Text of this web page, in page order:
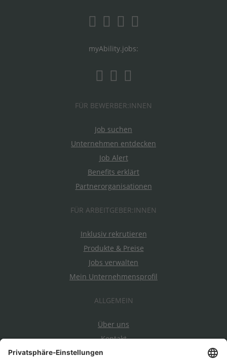
myAbility.jobs:
FÜR BEWERBER:INNEN
Job suchen
Unternehmen entdecken
Job Alert
Benefits erklärt
Partnerorganisationen
FÜR ARBEITGEBER:INNEN
Inklusiv rekrutieren
Produkte & Preise
Jobs verwalten
Mein Unternehmensprofil
ALLGEMEIN
Über uns
Kontakt
Datenschutz